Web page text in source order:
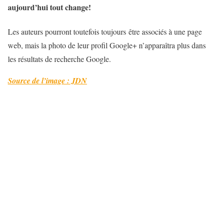
aujourd’hui tout change!
Les auteurs pourront toutefois toujours être associés à une page
web, mais la photo de leur profil Google+ n’apparaîtra plus dans
les résultats de recherche Google.
Source de l’image : JDN